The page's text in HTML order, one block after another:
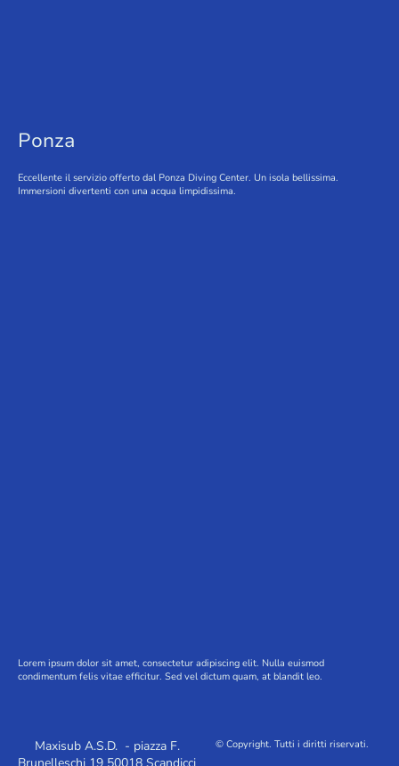
Ponza
Eccellente il servizio offerto dal Ponza Diving Center. Un isola bellissima.
Immersioni divertenti con una acqua limpidissima.
Lorem ipsum dolor sit amet, consectetur adipiscing elit. Nulla euismod
condimentum felis vitae efficitur. Sed vel dictum quam, at blandit leo.
Maxisub A.S.D. - piazza F.
© Copyright. Tutti i diritti riservati.